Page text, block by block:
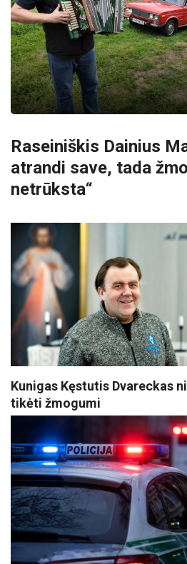
Raseiniškis Dainius
atrandi save, tada
netrūksta“
Kunigas Kęstutis Dvareckas
tikėti žmogumi